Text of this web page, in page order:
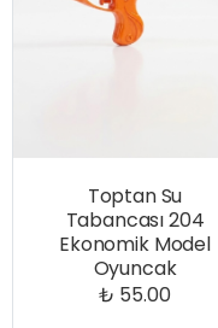
Toptan Su
Tabancası 204
Ekonomik Model
Oyuncak
₺ 55.00